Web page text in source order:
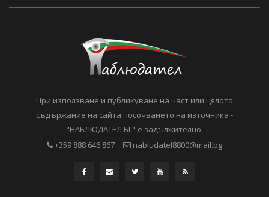
При използване и публикуване на част или цялото
съдържание на сайта посочването на източника -
"НАБЛЮДАТЕЛ БГ" е задължително.
+359 888 646 867
nabludatel8800@mail.bg